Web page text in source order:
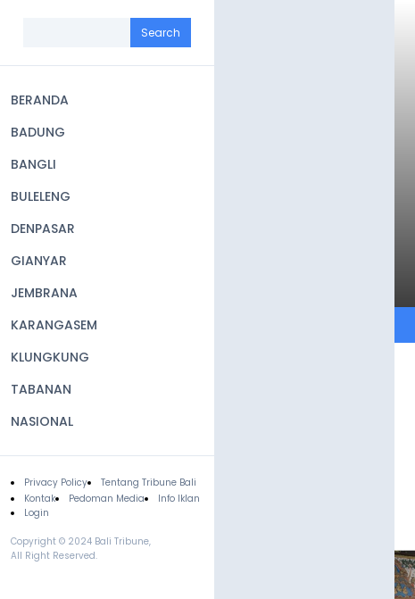
navigation
BERANDA
BADUNG
BANGLI
BULELENG
DENPASAR
GIANYAR
JEMBRANA
KARANGASEM
KLUNGKUNG
TABANAN
NASIONAL
Footer
Privacy Policy
Tentang Tribune Bali
Kontak
Pedoman Media
Info Iklan
Login
Copyright © 2024 Bali Tribune,
All Right Reserved.